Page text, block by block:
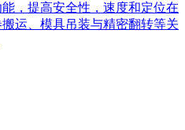
，提高安全性，速度和定位在
运、模具吊装与精密翻转等关